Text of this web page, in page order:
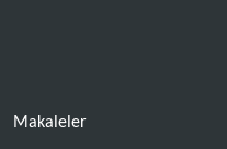
Makaleler